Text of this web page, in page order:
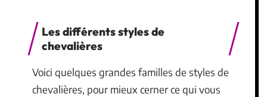
Les différents styles de
chevalières
Voici quelques grandes familles de styles de
chevalières, pour mieux cerner ce qui vous